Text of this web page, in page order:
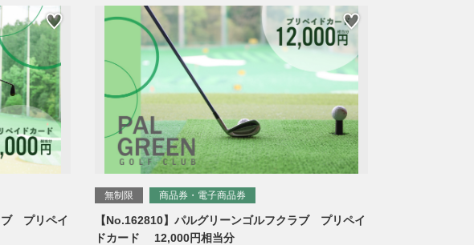
ブ プリペイ
無制限 商品券・電子商品券
【No.162810】パルグリーンゴルフクラブ プリペイ
ドカード 12,000円相当分